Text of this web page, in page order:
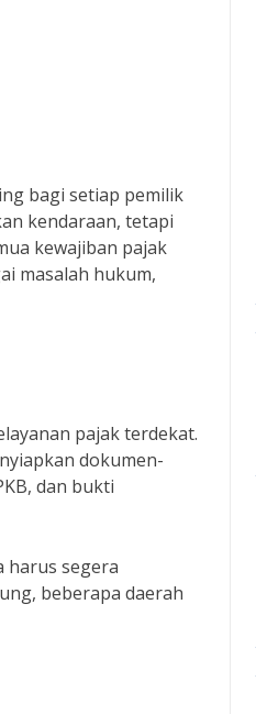
bagi setiap pemilik
kendaraan, tetapi
kewajiban pajak
masalah hukum,
pajak terdekat.
dokumen-
dan bukti
harus segera
beberapa daerah